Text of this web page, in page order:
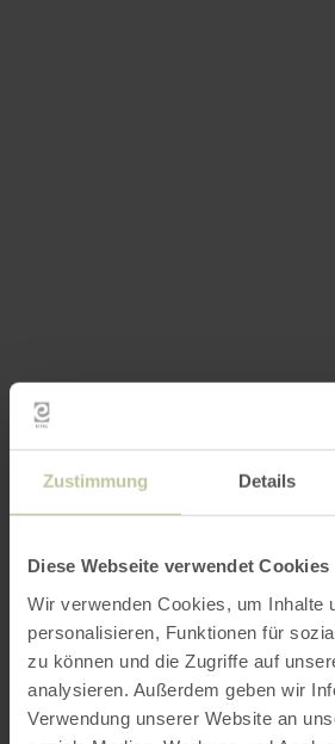
Zustimmung Details
Diese Webseite verwendet Cookies
Wir verwenden Cookies, um Inhalte
personalisieren, Funktionen für
zu können und die Zugriffe auf
analysieren. Außerdem geben wir
Verwendung unserer Website an